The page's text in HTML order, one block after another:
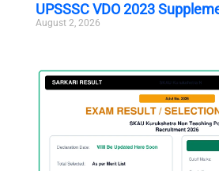
UPSSSC VDO 2023
August 2, 2026